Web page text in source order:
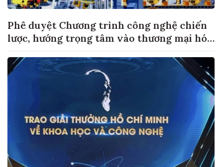
Phê duyệt Chương trình công nghệ chiến
lược, hướng trọng tâm vào thương mại hóa